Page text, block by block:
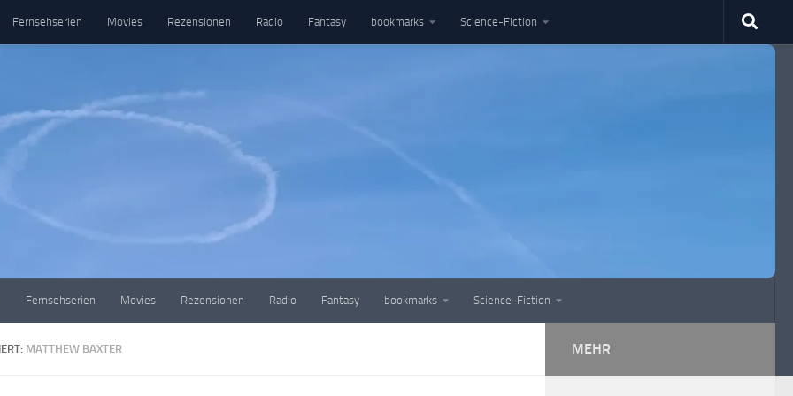
Fernsehserien Movies Rezensionen Radio Fantasy bookmarks Science-Fiction
Fernsehserien Movies Rezensionen Radio Fantasy bookmarks Science-Fiction
MATTHEW BAXTER MEHR